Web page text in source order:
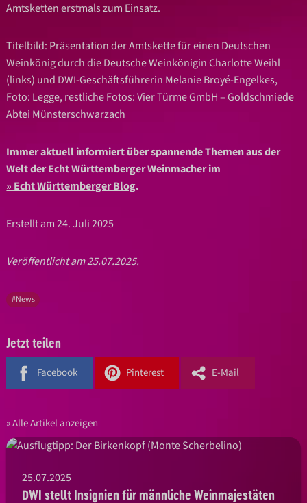
Amtsketten erstmals zum Einsatz.
Titelbild: Präsentation der Amtskette für einen Deutschen
Weinkönig durch die Deutsche Weinkönigin Charlotte Weihl
(links) und DWI-Geschäftsführerin Melanie Broyé-Engelkes,
Foto: Legge, restliche Fotos: Vier Türme GmbH – Goldschmiede
Abtei Münsterschwarzach
Immer aktuell informiert über spannende Themen aus der
Welt der Echt Württemberger Weinmacher im
Echt Württemberger Blog.
Erstellt am 24. Juli 2025
Veröffentlicht am 25.07.2025.
#News
Jetzt teilen
Facebook Pinterest E-Mail
Alle Artikel anzeigen
25.07.2025
DWI stellt Insignien für männliche Weinmajestäten